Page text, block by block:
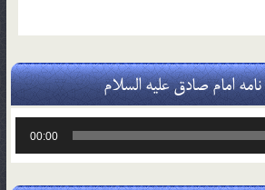
امام صادق علیه السلام
00:00